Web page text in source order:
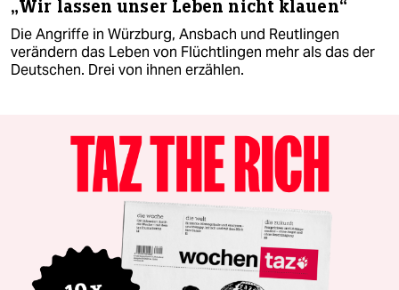
„Wir lassen unser Leben nicht klauen“
Die Angriffe in Würzburg, Ansbach und Reutlingen
verändern das Leben von Flüchtlingen mehr als das der
Deutschen. Drei von ihnen erzählen.